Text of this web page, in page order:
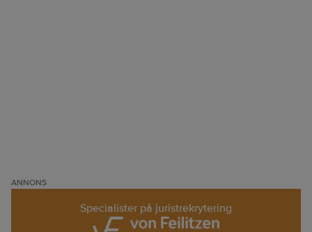
ANNONS
Specialister på juristrekrytering